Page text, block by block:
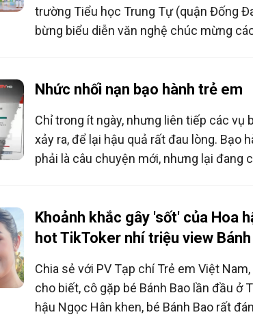
trường Tiểu học Trung Tự (quận Đống
bừng biểu diễn văn nghệ chúc mừng
Nhức nhối nạn bạo hành trẻ em
Chỉ trong ít ngày, nhưng liên tiếp các vụ
xảy ra, để lại hậu quả rất đau lòng. Bạo
phải là câu chuyện mới, nhưng lại đang
người thân trong gia đình.
Khoảnh khắc gây 'sốt' của Hoa
hot TikToker nhí triệu view
Chia sẻ với PV Tạp chí Trẻ em Việt
cho biết, cô gặp bé Bánh Bao lần đầu ở
hậu Ngọc Hân khen, bé Bánh Bao rất